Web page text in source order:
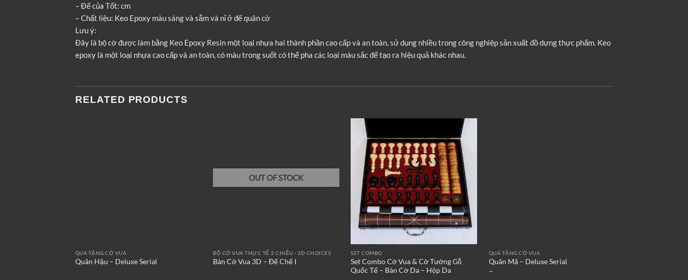
– Đế của Tốt: cm
– Chất liệu: Keo Epoxy màu sáng và sẫm và nỉ ở đế quân cờ
Lưu ý:
Đây là bộ cờ được làm bằng Keo Epoxy Resin một loại nhựa hai thành phần cao cấp và an toàn, sử dụng nhiều trong công nghiệp sản xuất đồ dựng thực phẩm. Keo
epoxy là một loại nhựa cao cấp và an toàn, có màu trong suốt có thể pha các loại màu sắc để tạo ra hiệu quả khác nhau.
RELATED PRODUCTS
QUÀ TẶNG CỜ VUA
Quân Hậu – Deluxe Serial
OUT OF STOCK
BỘ CỜ VUA THỰC TẾ 3 CHIỀU - 3D CHOICES
Bàn Cờ Vua 3D – Đế Chế I
SET COMBO
Set Combo Cờ Vua & Cờ Tướng Gỗ
Quốc Tế – Bàn Cờ Da – Hộp Da
QUÀ TẶNG CỜ VUA
Quân Mã – Deluxe Serial
–